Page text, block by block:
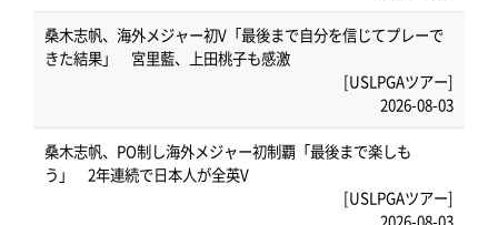
桑木志帆、海外メジャー初V「最後まで自分を信じてプレーで
きた結果」 宮里藍、上田桃子も感激
[USLPGAツアー]
2026-08-03
桑木志帆、PO制し海外メジャー初制覇「最後まで楽しも
う」 2年連続で日本人が全英V
[USLPGAツアー]
2026-08-03